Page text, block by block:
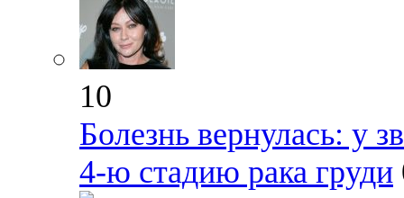
10
Болезнь вернулась: у
4-ю стадию рака груди